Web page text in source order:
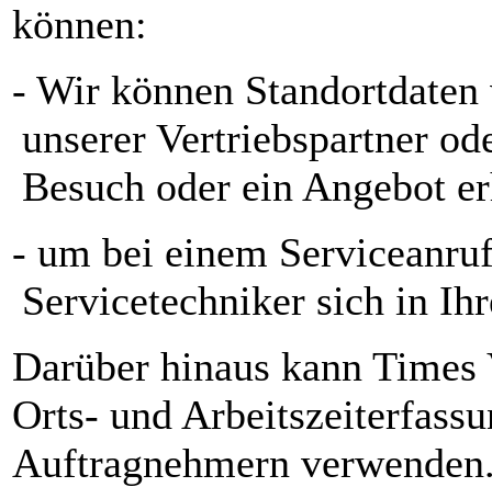
können:
- Wir können
unserer Vertriebspartner
Besuch oder ein Angebot
- um bei einem
Servicetechniker sich in
Darüber hinaus kann
Orts- und
Auftragnehmern